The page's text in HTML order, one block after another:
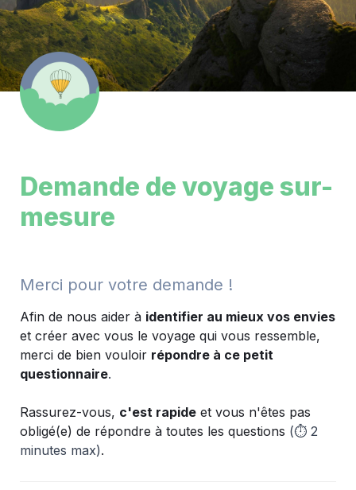
Demande de voyage sur-
mesure
Merci pour votre demande !
Afin de nous aider à identifier au mieux vos envies
et créer avec vous le voyage qui vous ressemble,
merci de bien vouloir répondre à ce petit
questionnaire.
Rassurez-vous, c'est rapide et vous n'êtes pas
obligé(e) de répondre à toutes les questions (⏱️ 2
minutes max).